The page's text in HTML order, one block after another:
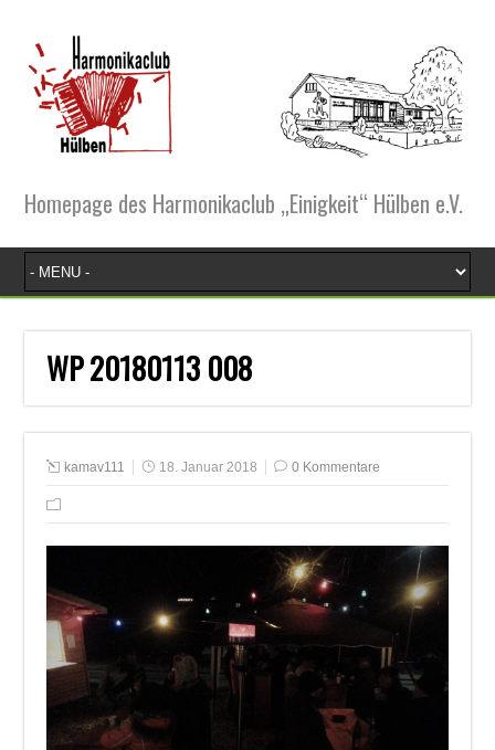
Homepage des Harmonikaclub „Einigkeit“ Hülben e.V.
WP 20180113 008
kamav111 18. Januar 2018 0 Kommentare